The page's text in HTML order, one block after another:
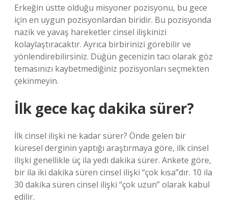
Erkeğin üstte olduğu misyoner pozisyonu, bu gece
için en uygun pozisyonlardan biridir. Bu pozisyonda
nazik ve yavaş hareketler cinsel ilişkinizi
kolaylaştıracaktır. Ayrıca birbirinizi görebilir ve
yönlendirebilirsiniz. Düğün gecenizin tacı olarak göz
temasınızı kaybetmediğiniz pozisyonları seçmekten
çekinmeyin.
İlk gece kaç dakika sürer?
İlk cinsel ilişki ne kadar sürer? Önde gelen bir
küresel derginin yaptığı araştırmaya göre, ilk cinsel
ilişki genellikle üç ila yedi dakika sürer. Ankete göre,
bir ila iki dakika süren cinsel ilişki “çok kısa”dır. 10 ila
30 dakika süren cinsel ilişki “çok uzun” olarak kabul
edilir.